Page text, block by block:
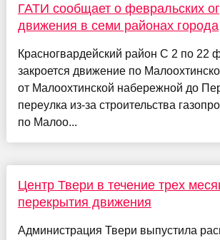
ГАТИ сообщает о февральских
движения в семи районах города
Красногвардейский район С 2 по 22
закроется движение по
от Малоохтинской набережной до
переулка из-за строительства
по Малоо...
Центр Твери в течение трех
перекрытия движения
Администрация Твери выпустила